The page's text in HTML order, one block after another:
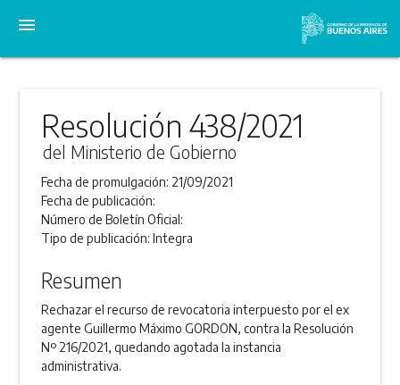
menu
Resolución 438/2021
del Ministerio de Gobierno
Fecha de promulgación: 21/09/2021
Fecha de publicación:
Número de Boletín Oficial:
Tipo de publicación:Integra
Resumen
Rechazar el recurso de revocatoria interpuesto por el ex
agente Guillermo Máximo GORDON, contra la Resolución
Nº 216/2021, quedando agotada la instancia
administrativa.